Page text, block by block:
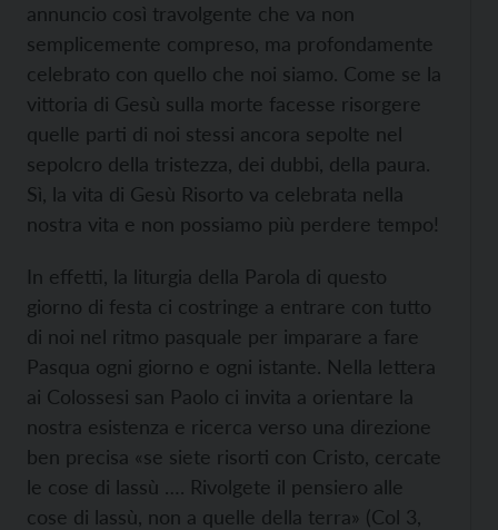
annuncio così travolgente che va non
semplicemente compreso, ma profondamente
celebrato con quello che noi siamo. Come se la
vittoria di Gesù sulla morte facesse risorgere
quelle parti di noi stessi ancora sepolte nel
sepolcro della tristezza, dei dubbi, della paura.
Sì, la vita di Gesù Risorto va celebrata nella
nostra vita e non possiamo più perdere tempo!
In effetti, la liturgia della Parola di questo
giorno di festa ci costringe a entrare con tutto
di noi nel ritmo pasquale per imparare a fare
Pasqua ogni giorno e ogni istante. Nella lettera
ai Colossesi san Paolo ci invita a orientare la
nostra esistenza e ricerca verso una direzione
ben precisa «se siete risorti con Cristo, cercate
le cose di lassù …. Rivolgete il pensiero alle
cose di lassù, non a quelle della terra» (Col 3,